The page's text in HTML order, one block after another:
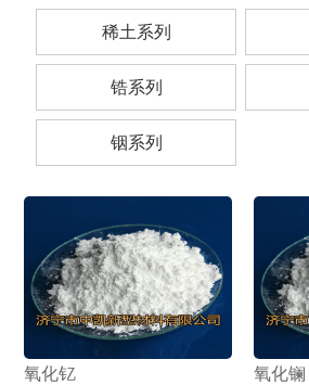
稀土系列
锆系列
铟系列
氧化钇 氧化镧